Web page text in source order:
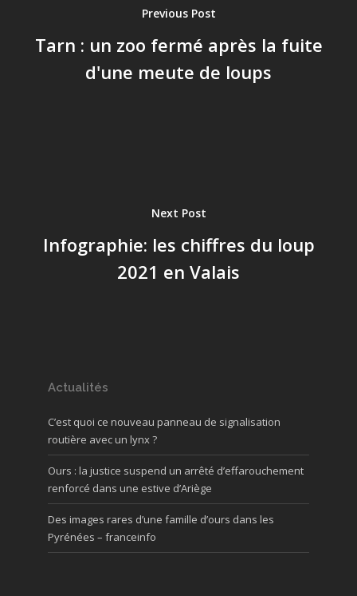
Previous Post
Tarn : un zoo fermé après la fuite
d'une meute de loups
Next Post
Infographie: les chiffres du loup
2021 en Valais
Actualités
C’est quoi ce nouveau panneau de signalisation
routière avec un lynx ?
Ours : la justice suspend un arrêté d’effarouchement
renforcé dans une estive d’Ariège
Des images rares d’une famille d’ours dans les
Pyrénées – franceinfo